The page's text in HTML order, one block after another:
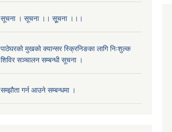
सूचना । सूचना ।। सूूचना ।।।
पाठेघरको मुखको क्यान्सर स्क्रिनिङका लागि निःशुल्क
शिविर सञ्चालन सम्बन्धी सूचना ।
सम्झौता गर्न आउने सम्बन्धमा ।